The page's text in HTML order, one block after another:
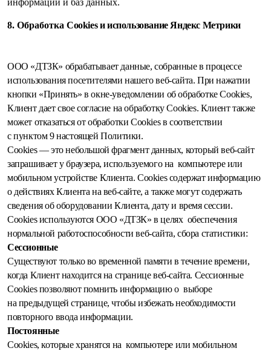
информации и баз данных.
8. Обработка Cookies и использование Яндекс Метрики
ООО «ДТЗК» обрабатывает данные, собранные в процессе
использования посетителями нашего веб-сайта. При нажатии
кнопки «Принять» в окне-уведомлении об обработке Cookies,
Клиент дает свое согласие на обработку Сookies. Клиент также
может отказаться от обработки Cookies в соответствии
с пунктом 9 настоящей Политики.
Сookies — это небольшой фрагмент данных, который веб-сайт
запрашивает у браузера, используемого на компьютере или
мобильном устройстве Клиента. Cookies содержат информацию
о действиях Клиента на веб-сайте, а также могут содержать
сведения об оборудовании Клиента, дату и время сессии.
Cookies используются ООО «ДТЗК» в целях обеспечения
нормальной работоспособности веб-сайта, сбора статистики:
Сессионные
Существуют только во временной памяти в течение времени,
когда Клиент находится на странице веб-сайта. Сессионные
Cookies позволяют помнить информацию о выборе
на предыдущей странице, чтобы избежать необходимости
повторного ввода информации.
Постоянные
Сookies, которые хранятся на компьютере или мобильном